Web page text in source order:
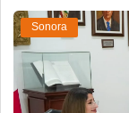
Sonora